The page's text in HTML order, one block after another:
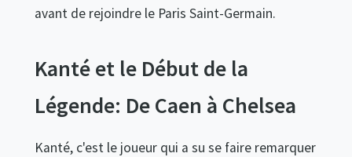
avant de rejoindre le Paris Saint-Germain.
Kanté et le Début de la
Légende: De Caen à Chelsea
Kanté, c'est le joueur qui a su se faire remarquer